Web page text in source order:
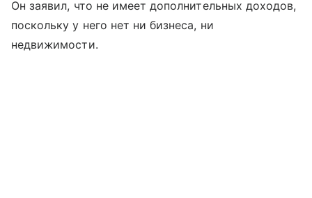
Он заявил, что не имеет дополнительных доходов,
поскольку у него нет ни бизнеса, ни
недвижимости.